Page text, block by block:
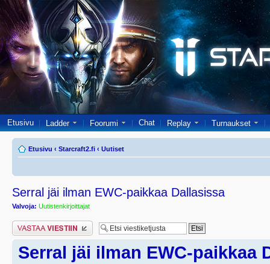
Etusivu Ladder Foorumi Chat Replay Turnaukset
Etusivu ‹ Starcraft2.fi ‹ Uutiset
Serral jäi ilman EWC-paikkaa Dallasissa
Valvoja: Uutistenkirjoittajat
Lähetä vastaus
Serral jäi ilman EWC-paikkaa